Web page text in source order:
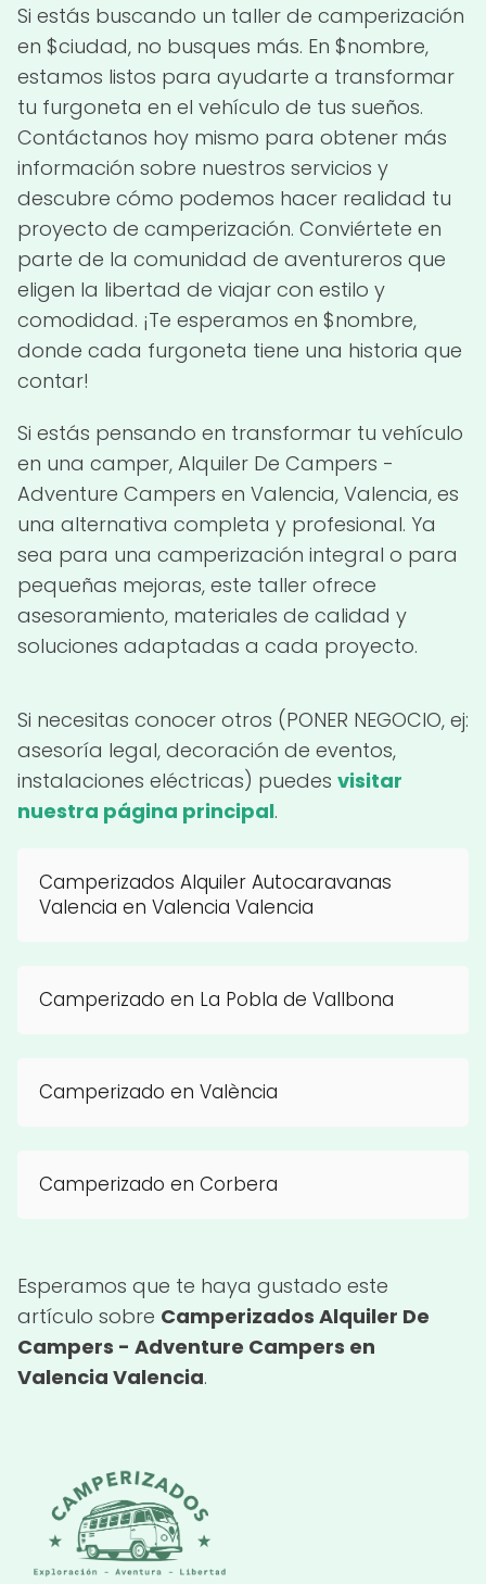
Si estás buscando un taller de camperización
en $ciudad, no busques más. En $nombre,
estamos listos para ayudarte a transformar
tu furgoneta en el vehículo de tus sueños.
Contáctanos hoy mismo para obtener más
información sobre nuestros servicios y
descubre cómo podemos hacer realidad tu
proyecto de camperización. Conviértete en
parte de la comunidad de aventureros que
eligen la libertad de viajar con estilo y
comodidad. ¡Te esperamos en $nombre,
donde cada furgoneta tiene una historia que
contar!
Si estás pensando en transformar tu vehículo
en una camper, Alquiler De Campers -
Adventure Campers en Valencia, Valencia, es
una alternativa completa y profesional. Ya
sea para una camperización integral o para
pequeñas mejoras, este taller ofrece
asesoramiento, materiales de calidad y
soluciones adaptadas a cada proyecto.
Si necesitas conocer otros (PONER NEGOCIO, ej:
asesoría legal, decoración de eventos,
instalaciones eléctricas) puedes visitar
nuestra página principal.
Camperizados Alquiler Autocaravanas
Valencia en Valencia Valencia
Camperizado en La Pobla de Vallbona
Camperizado en València
Camperizado en Corbera
Esperamos que te haya gustado este
artículo sobre Camperizados Alquiler De
Campers - Adventure Campers en
Valencia Valencia.